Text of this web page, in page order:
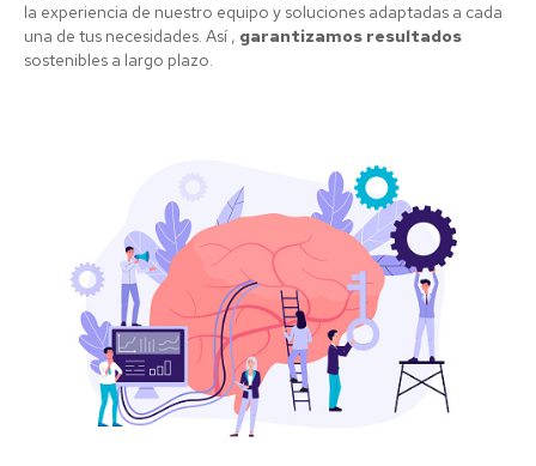
la experiencia de nuestro equipo y soluciones adaptadas a cada
una de tus necesidades. Así , garantizamos resultados
sostenibles a largo plazo.